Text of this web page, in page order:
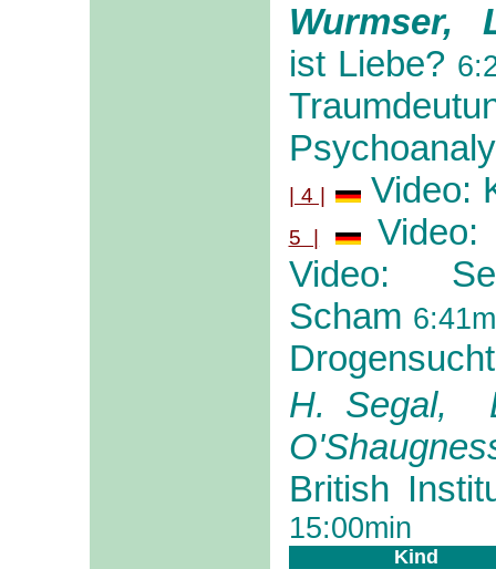
Wurmser,
ist Liebe?
| 4 | Video:
5 |
Video:
Video:
Scham
Drogensucht
H. Segal,
British
15:00min
Kind